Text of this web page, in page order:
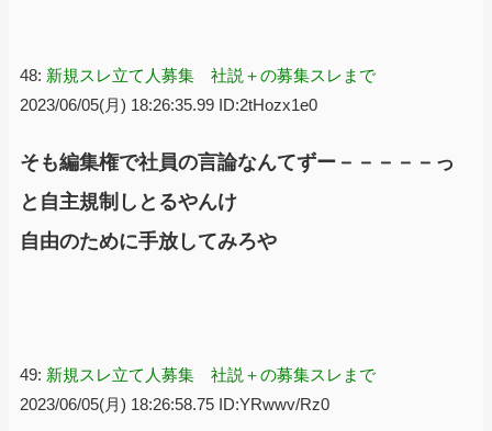
48: 新規スレ立て人募集 社説＋の募集スレまで
2023/06/05(月) 18:26:35.99 ID:2tHozx1e0
そも編集権で社員の言論なんてずー－－－－－っ
と自主規制しとるやんけ
自由のために手放してみろや
49: 新規スレ立て人募集 社説＋の募集スレまで
2023/06/05(月) 18:26:58.75 ID:YRwwv/Rz0